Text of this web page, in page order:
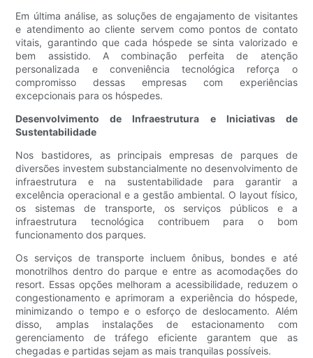
Em última análise, as soluções de engajamento de visitantes
e atendimento ao cliente servem como pontos de contato
vitais, garantindo que cada hóspede se sinta valorizado e
bem assistido. A combinação perfeita de atenção
personalizada e conveniência tecnológica reforça o
compromisso dessas empresas com experiências
excepcionais para os hóspedes.
Desenvolvimento de Infraestrutura e Iniciativas de
Sustentabilidade
Nos bastidores, as principais empresas de parques de
diversões investem substancialmente no desenvolvimento de
infraestrutura e na sustentabilidade para garantir a
excelência operacional e a gestão ambiental. O layout físico,
os sistemas de transporte, os serviços públicos e a
infraestrutura tecnológica contribuem para o bom
funcionamento dos parques.
Os serviços de transporte incluem ônibus, bondes e até
monotrilhos dentro do parque e entre as acomodações do
resort. Essas opções melhoram a acessibilidade, reduzem o
congestionamento e aprimoram a experiência do hóspede,
minimizando o tempo e o esforço de deslocamento. Além
disso, amplas instalações de estacionamento com
gerenciamento de tráfego eficiente garantem que as
chegadas e partidas sejam as mais tranquilas possíveis.